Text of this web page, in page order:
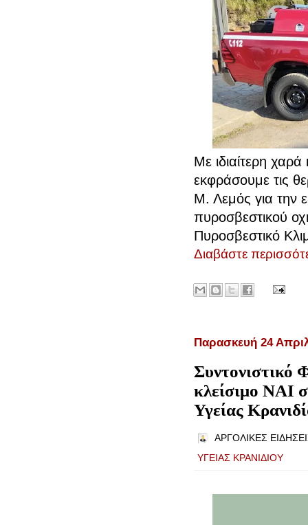
Με ιδιαίτερη
εκφράσουμε τις
Μ. Λεμός για την
πυροσβεστικού
Πυροσβεστικό
Διαβάστε
Παρασκευή 24
Συντονιστικό
κλείσιμο ΝΑΙ
Υγείας
ΑΡΓΟΛΙΚΕΣ
ΥΓΕΙΑΣ ΚΡΑΝΙΔΙΟΥ